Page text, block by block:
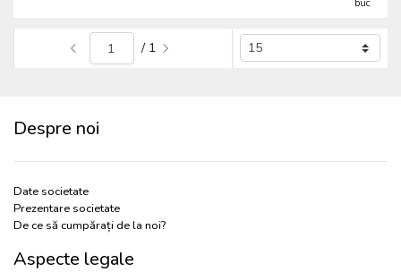
buc
/ 1
Despre noi
Date societate
Prezentare societate
De ce să cumpărați de la noi?
Aspecte legale